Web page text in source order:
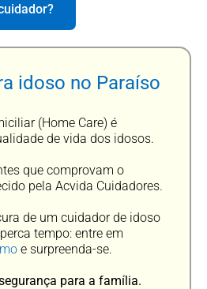
idoso no Paraíso
(Home Care) é
de vida dos idosos.
que comprovam o
pela Acvida Cuidadores.
de um cuidador de idoso
tempo: entre em
e surpreenda-se.
para a família.